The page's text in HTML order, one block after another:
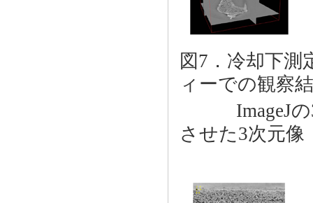
図7．冷却下
ィーでの観察
ImageJの3D
させた3次元像